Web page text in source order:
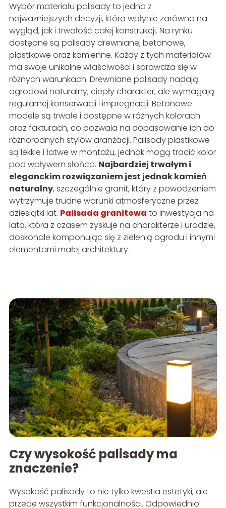
Wybór materiału palisady to jedna z
najważniejszych decyzji, która wpłynie zarówno na
wygląd, jak i trwałość całej konstrukcji. Na rynku
dostępne są palisady drewniane, betonowe,
plastikowe oraz kamienne. Każdy z tych materiałów
ma swoje unikalne właściwości i sprawdza się w
różnych warunkach. Drewniane palisady nadają
ogrodowi naturalny, ciepły charakter, ale wymagają
regularnej konserwacji i impregnacji. Betonowe
modele są trwałe i dostępne w różnych kolorach
oraz fakturach, co pozwala na dopasowanie ich do
różnorodnych stylów aranżacji. Palisady plastikowe
są lekkie i łatwe w montażu, jednak mogą tracić kolor
pod wpływem słońca. Najbardziej trwałym i
eleganckim rozwiązaniem jest jednak kamień
naturalny, szczególnie granit, który z powodzeniem
wytrzymuje trudne warunki atmosferyczne przez
dziesiątki lat. Palisada granitowa to inwestycja na
lata, która z czasem zyskuje na charakterze i urodzie,
doskonale komponując się z zielenią ogrodu i innymi
elementami małej architektury.
Czy wysokość palisady ma
znaczenie?
Wysokość palisady to nie tylko kwestia estetyki, ale
przede wszystkim funkcjonalności. Odpowiednio